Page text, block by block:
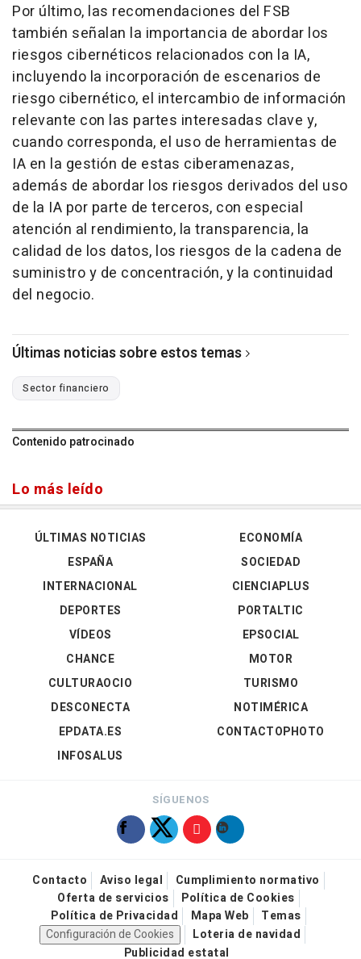
Por último, las recomendaciones del FSB
también señalan la importancia de abordar los
riesgos cibernéticos relacionados con la IA,
incluyendo la incorporación de escenarios de
riesgo cibernético, el intercambio de información
relevante con las partes interesadas clave y,
cuando corresponda, el uso de herramientas de
IA en la gestión de estas ciberamenazas,
además de abordar los riesgos derivados del uso
de la IA por parte de terceros, con especial
atención al rendimiento, la transparencia, la
calidad de los datos, los riesgos de la cadena de
suministro y de concentración, y la continuidad
del negocio.
Últimas noticias sobre estos temas
Sector financiero
Contenido patrocinado
Lo más leído
ÚLTIMAS NOTICIAS
ESPAÑA
INTERNACIONAL
DEPORTES
VÍDEOS
ECONOMÍA
SOCIEDAD
CIENCIAPLUS
PORTALTIC
EPSOCIAL
CHANCE
CULTURAOCIO
DESCONECTA
EPDATA.ES
INFOSALUS
MOTOR
TURISMO
NOTIMÉRICA
CONTACTOPHOTO
SÍGUENOS
Contacto Aviso legal
Cumplimiento normativo
Oferta de servicios
Política de Cookies
Política de Privacidad
Mapa Web
Temas
Configuración de Cookies
Loteria de navidad
Publicidad estatal